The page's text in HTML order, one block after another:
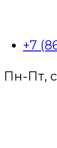
+7
Пн-Пт,